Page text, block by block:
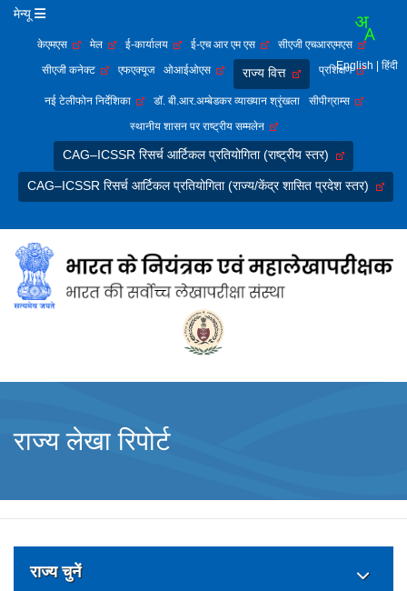
मेन्यू
केएमएस मेल ई-कार्यालय ई-एच आर एम एस
सीएजी एचआरएमएस
सीएजी कनेक्ट
एफएक्यूज ओआईओएस राज्य वित्त प्रशिक्षण
नई टेलीफोन निर्देशिका डॉ. बी.आर.अम्बेडकर व्याख्यान श्रृंखला
सीपीग्राम्स
स्थानीय शासन पर राष्ट्रीय सम्मलेन
CAG–ICSSR रिसर्च आर्टिकल प्रतियोगिता (राष्ट्रीय स्तर)
CAG–ICSSR रिसर्च आर्टिकल प्रतियोगिता (राज्य/केंद्र शासित प्रदेश स्तर)
English | हिंदी
राज्य लेखा रिपोर्ट
राज्य चुनें